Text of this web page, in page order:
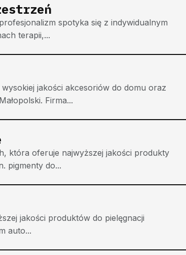
spotyka się z indywidualnym
terapii,...
jakości akcesoriów do domu oraz
Firma...
która oferuje najwyższej jakości produkty
pigmenty do...
jakości produktów do pielęgnacji
auto...